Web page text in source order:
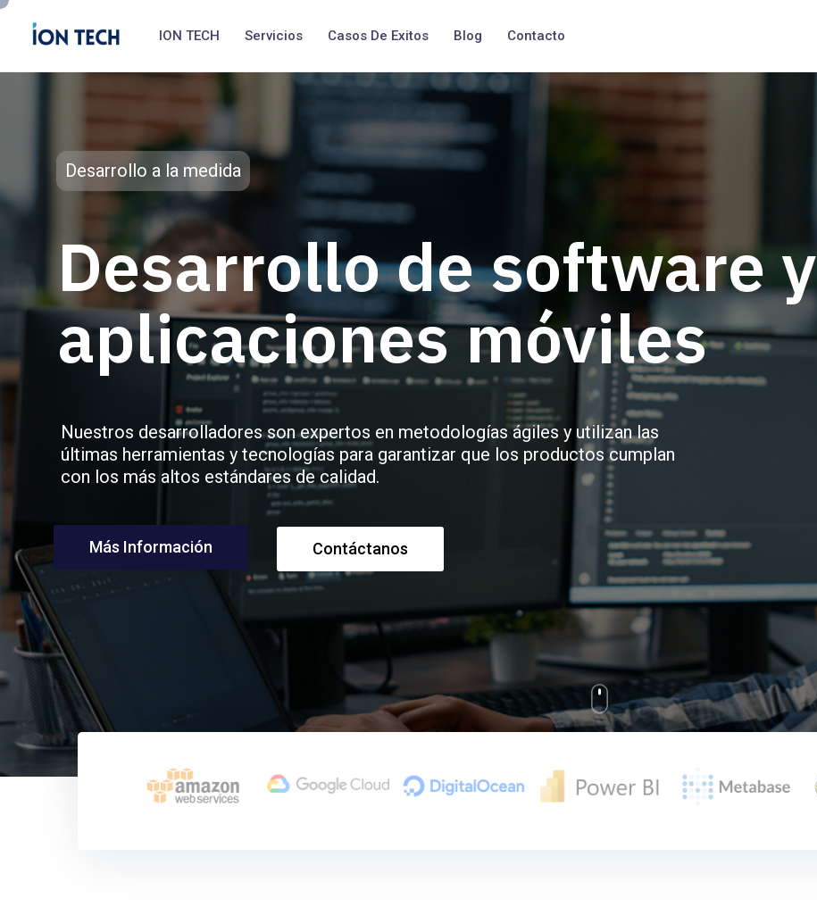
ION TECH Servicios Casos De Exitos Blog Contacto
Desarrollo de software y
aplicaciones móviles
Desarrollo a la medida
Nuestros desarrolladores son expertos en metodologías ágiles y utilizan las
últimas herramientas y tecnologías para garantizar que los productos cumplan
con los más altos estándares de calidad.
Más Información Contáctanos